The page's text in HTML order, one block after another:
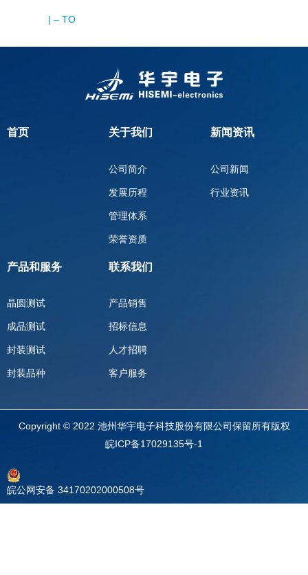
| – TO
首页 关于我们
公司简介
发展历程
管理体系
荣誉资质
新闻资讯
公司新闻
行业资讯
产品和服务
晶圆测试
成品测试
封装测试
封装品种
联系我们
产品销售
招标信息
人才招聘
客户服务
Copyright © 2022 池州华宇电子科技股份有限公司保留所有版权
皖ICP备17029135号-1
皖公网安备 34170202000508号